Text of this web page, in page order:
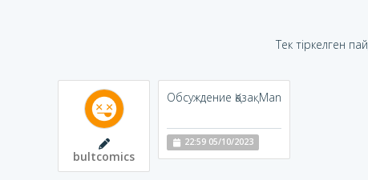
Тек тіркелген
bultcomics
Обсуждение ҚазақMan
22:59 05/10/2023